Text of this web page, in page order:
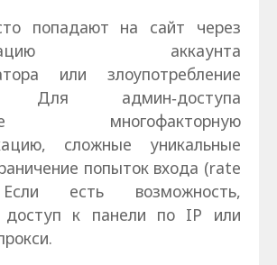
попадают на сайт через
аккаунта
или злоупотребление
Для админ‑доступа
многофакторную
сложные уникальные
попыток входа (rate
есть возможность,
доступ к панели по IP или